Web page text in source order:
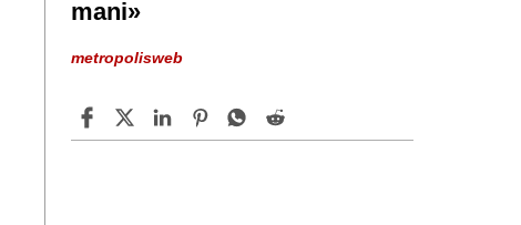
mani»
metropolisweb